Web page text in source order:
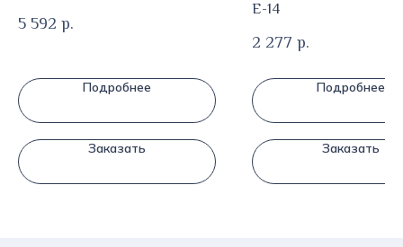
5 592 р.
Подробнее
Заказать
Е-14
2 277 р.
Подробнее
Заказать